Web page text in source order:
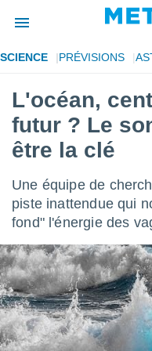
de
a
par
Vous
en
:
SCIENCE PRÉVISIONS
L'océan,
futur ? Le
être la clé
Une équipe de
piste inattendue qui
fond" l'énergie des